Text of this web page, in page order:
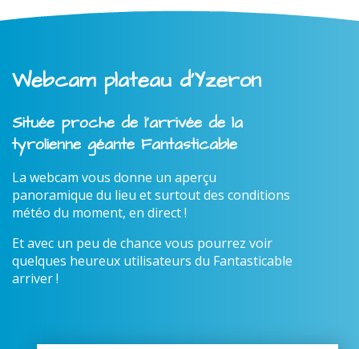
Webcam plateau d'Yzeron
Située proche de l'arrivée de la
tyrolienne géante Fantasticable
La webcam vous donne un aperçu
panoramique du lieu et surtout des conditions
météo du moment, en direct !
Et avec un peu de chance vous pourrez voir
quelques heureux utilisateurs du Fantasticable
arriver !